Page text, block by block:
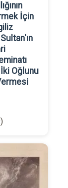
İçin
Oğlunu